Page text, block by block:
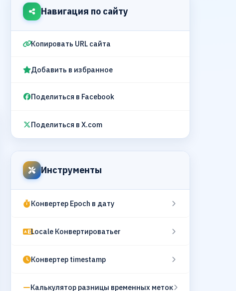
Навигация по сайту
Копировать URL сайта
Добавить в избранное
Поделиться в Facebook
Поделиться в X.com
Инструменты
Конвертер Epoch в дату
Locale Конвертироватьer
Конвертер timestamp
Калькулятор разницы временных меток